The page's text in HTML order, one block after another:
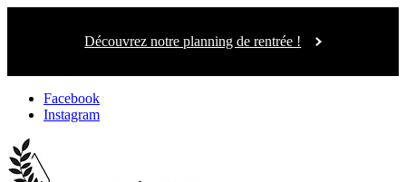
Découvrez notre planning de rentrée !
Facebook
Instagram